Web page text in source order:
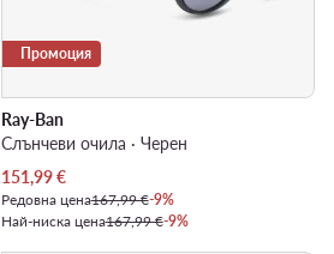
Промоция
Ray-Ban
Слънчеви очила · Черен
Актуална цена
151,99€
Редовна цена167,99 €-9%
Най-ниска цена167,99 €-9%